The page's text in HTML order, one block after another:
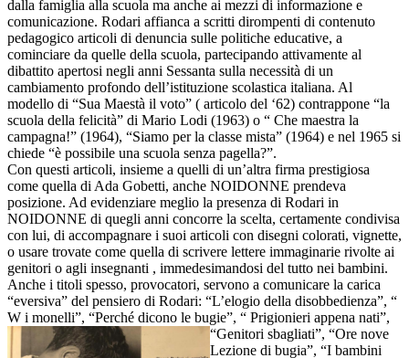
dalla famiglia alla scuola ma anche ai mezzi di informazione e
comunicazione. Rodari affianca a scritti dirompenti di contenuto
pedagogico articoli di denuncia sulle politiche educative, a
cominciare da quelle della scuola, partecipando attivamente al
dibattito apertosi negli anni Sessanta sulla necessità di un
cambiamento profondo dell’istituzione scolastica italiana. Al
modello di “Sua Maestà il voto” ( articolo del ‘62) contrappone “la
scuola della felicità” di Mario Lodi (1963) o “ Che maestra la
campagna!” (1964), “Siamo per la classe mista” (1964) e nel 1965 si
chiede “è possibile una scuola senza pagella?”.
Con questi articoli, insieme a quelli di un’altra firma prestigiosa
come quella di Ada Gobetti, anche NOIDONNE prendeva
posizione. Ad evidenziare meglio la presenza di Rodari in
NOIDONNE di quegli anni concorre la scelta, certamente condivisa
con lui, di accompagnare i suoi articoli con disegni colorati, vignette,
o usare trovate come quella di scrivere lettere immaginarie rivolte ai
genitori o agli insegnanti , immedesimandosi del tutto nei bambini.
Anche i titoli spesso, provocatori, servono a comunicare la carica
“eversiva” del pensiero di Rodari: “L’elogio della disobbedienza”, “
W i monelli”, “Perché dicono le bugie”, “ Prigionieri appena nati”,
“Genitori sbagliati”, “Ore nove
Lezione di bugia”, “I bambini